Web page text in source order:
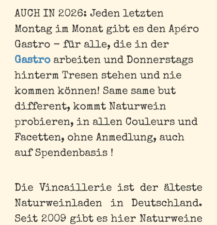
AUCH IN 2026: Jeden letzten
Montag im Monat gibt es den Apéro
Gastro - für alle, die in der
Gastro arbeiten und Donnerstags
hinterm Tresen stehen und nie
kommen können! Same same but
different, kommt Naturwein
probieren, in allen Couleurs und
Facetten, ohne Anmedlung, auch
auf Spendenbasis !
Die Vincaillerie ist der älteste
Naturweinladen in Deutschland.
Seit 2009 gibt es hier Naturweine